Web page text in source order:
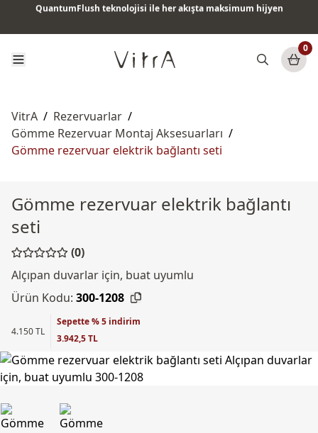
QuantumFlush teknolojisi ile her akışta maksimum hijyen
0
VitrA / Rezervuarlar /
Gömme Rezervuar Montaj Aksesuarları /
Gömme rezervuar elektrik bağlantı seti
Gömme rezervuar elektrik bağlantı
seti
(0)
Alçıpan duvarlar için, buat uyumlu
Ürün Kodu: 300-1208
4.150 TL
Sepette % 5 indirim
3.942,5 TL